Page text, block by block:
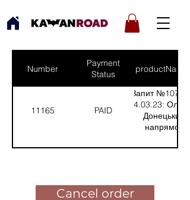
Number
Payment
Status
productNames
11165 PAID
Запит №1079
04.03.23:
Донецький
напрямок
1)
Cancel order